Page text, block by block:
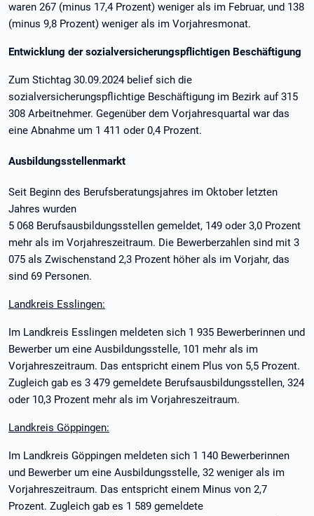
waren 267 (minus 17,4 Prozent) weniger als im Februar, und 138
(minus 9,8 Prozent) weniger als im Vorjahresmonat.
Entwicklung der sozialversicherungspflichtigen Beschäftigung
Zum Stichtag 30.09.2024 belief sich die
sozialversicherungspflichtige Beschäftigung im Bezirk auf 315
308 Arbeitnehmer. Gegenüber dem Vorjahresquartal war das
eine Abnahme um 1 411 oder 0,4 Prozent.
Ausbildungsstellenmarkt
Seit Beginn des Berufsberatungsjahres im Oktober letzten
Jahres wurden
5 068 Berufsausbildungsstellen gemeldet, 149 oder 3,0 Prozent
mehr als im Vorjahreszeitraum. Die Bewerberzahlen sind mit 3
075 als Zwischenstand 2,3 Prozent höher als im Vorjahr, das
sind 69 Personen.
Landkreis Esslingen:
Im Landkreis Esslingen meldeten sich 1 935 Bewerberinnen und
Bewerber um eine Ausbildungsstelle, 101 mehr als im
Vorjahreszeitraum. Das entspricht einem Plus von 5,5 Prozent.
Zugleich gab es 3 479 gemeldete Berufsausbildungsstellen, 324
oder 10,3 Prozent mehr als im Vorjahreszeitraum.
Landkreis Göppingen:
Im Landkreis Göppingen meldeten sich 1 140 Bewerberinnen
und Bewerber um eine Ausbildungsstelle, 32 weniger als im
Vorjahreszeitraum. Das entspricht einem Minus von 2,7
Prozent. Zugleich gab es 1 589 gemeldete